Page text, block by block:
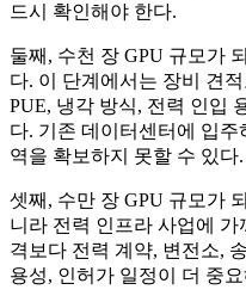
드시 확인해야 한다.
둘째, 수천 장 GPU 규모가
다. 이 단계에서는 장비 견
PUE, 냉각 방식, 전력 인입
다. 기존 데이터센터에 입
역을 확보하지 못할 수 있다.
셋째, 수만 장 GPU 규모가
니라 전력 인프라 사업에
격보다 전력 계약, 변전소,
용성, 인허가 일정이 더 중